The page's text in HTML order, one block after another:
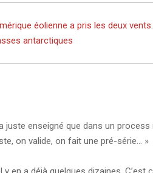
éolienne a pris les deux vents.
antarctiques
juste enseigné que dans un
on valide, on fait une pré-série… »